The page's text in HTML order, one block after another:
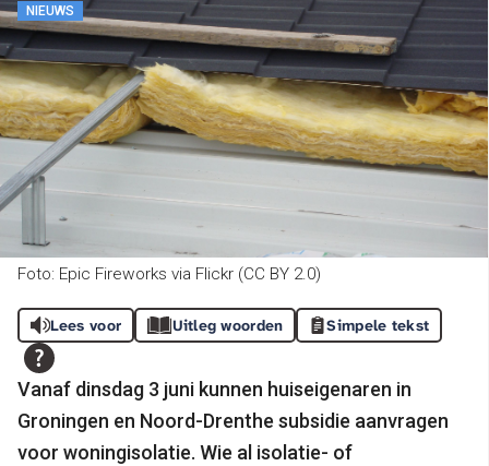
NIEUWS
Foto: Epic Fireworks via Flickr (CC BY 2.0)
Lees voor Uitleg woorden Simpele tekst
Vanaf dinsdag 3 juni kunnen huiseigenaren in
Groningen en Noord-Drenthe subsidie aanvragen
voor woningisolatie. Wie al isolatie- of